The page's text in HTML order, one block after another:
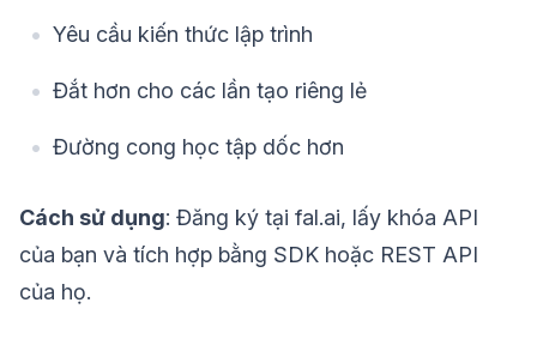
Yêu cầu kiến thức lập trình
Đắt hơn cho các lần tạo riêng lẻ
Đường cong học tập dốc hơn
Cách sử dụng: Đăng ký tại fal.ai, lấy khóa API
của bạn và tích hợp bằng SDK hoặc REST API
của họ.